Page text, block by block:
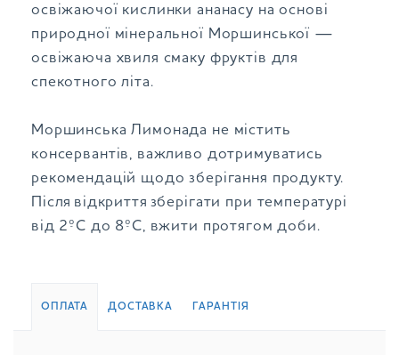
освіжаючої кислинки ананасу на основі
природної мінеральної Моршинської —
освіжаюча хвиля смаку фруктів для
спекотного літа.
Моршинська Лимонада не містить
консервантів, важливо дотримуватись
рекомендацій щодо зберігання продукту.
Після відкриття зберігати при температурі
від 2ºС до 8ºС, вжити протягом доби.
ОПЛАТА ДОСТАВКА ГАРАНТІЯ